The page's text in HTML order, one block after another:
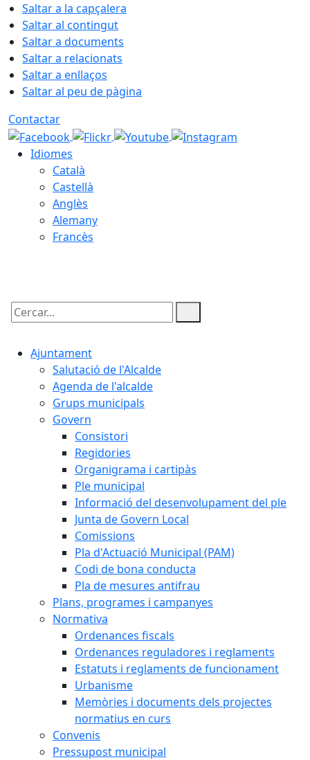
Saltar a la capçalera
Saltar al contingut
Saltar a documents
Saltar a relacionats
Saltar a enllaços
Saltar al peu de pàgina
Contactar
Idiomes
Català
Castellà
Anglès
Alemany
Francès
Cercar:
Ajuntament
Salutació de l'Alcalde
Agenda de l'alcalde
Grups municipals
Govern
Consistori
Regidories
Organigrama i cartipàs
Ple municipal
Informació del desenvolupament del ple
Junta de Govern Local
Comissions
Pla d'Actuació Municipal (PAM)
Codi de bona conducta
Pla de mesures antifrau
Plans, programes i campanyes
Normativa
Ordenances fiscals
Ordenances reguladores i reglaments
Estatuts i reglaments de funcionament
Urbanisme
Memòries i documents dels projectes
normatius en curs
Convenis
Pressupost municipal